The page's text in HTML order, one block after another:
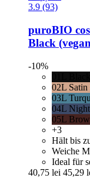
3.9 (93)
puroBIO
Black
-10%
02L Satin
03L
04L
05L
+3
Hält bis
Weiche
Ideal für
40,75 lei 45,29